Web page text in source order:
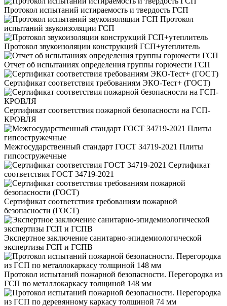
Протокол испытаний истираемость и твердость ГСП
Протокол
испытаний звукоизоляции ГСП
Протокол звукоизоляции конструкций ГСП+утеплитель
Отчет об испытаниях определения группы горючести ГСП
Сертификат соответствия требованиям ЭКО-Тест+ (ГОСТ)
Сертификат соответствия пожарной безопасности на ГСП-
КРОВЛЯ
Межгосударственный стандарт ГОСТ 34719-2021 Плиты
гипсостружечные
Сертификат
соответствия ГОСТ 34719-2021
Сертификат соответствия требованиям пожарной
безопасности (ГОСТ)
Экспертное заключение санитарно-эпидемиологической
экспертизы ГСП и ГСПВ
Протокол испытаний пожарной безопасности. Перегородка из
ГСП по металлокаркасу толщиной 148 мм